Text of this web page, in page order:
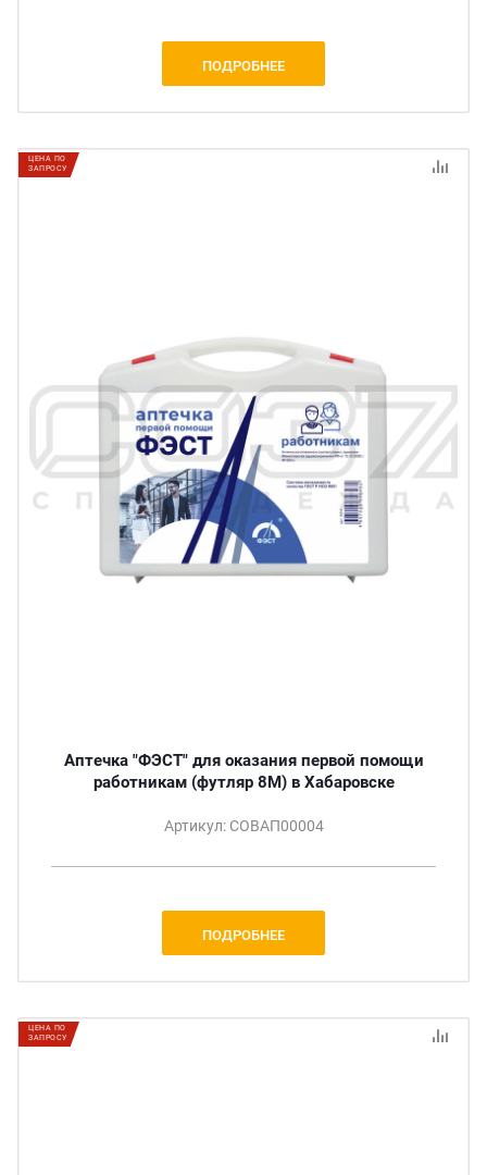
ПОДРОБНЕЕ
ЦЕНА ПО
ЗАПРОСУ
Аптечка "ФЭСТ" для оказания первой помощи
работникам (футляр 8М) в Хабаровске
Артикул: СОВАП00004
ПОДРОБНЕЕ
ЦЕНА ПО
ЗАПРОСУ